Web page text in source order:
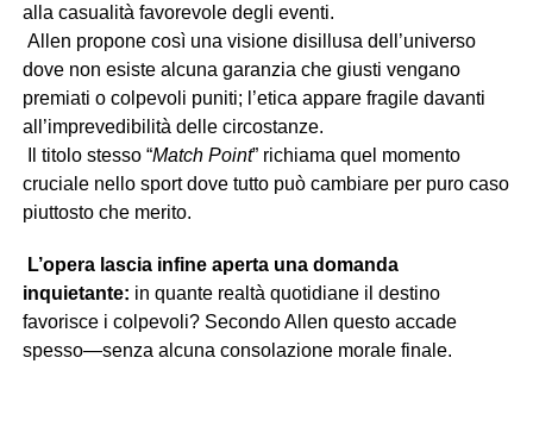
alla casualità favorevole degli eventi.
Allen propone così una visione disillusa dell’universo
dove non esiste alcuna garanzia che giusti vengano
premiati o colpevoli puniti; l’etica appare fragile davanti
all’imprevedibilità delle circostanze.
Il titolo stesso “Match Point” richiama quel momento
cruciale nello sport dove tutto può cambiare per puro caso
piuttosto che merito.
L’opera lascia infine aperta una domanda
inquietante: in quante realtà quotidiane il destino
favorisce i colpevoli? Secondo Allen questo accade
spesso—senza alcuna consolazione morale finale.